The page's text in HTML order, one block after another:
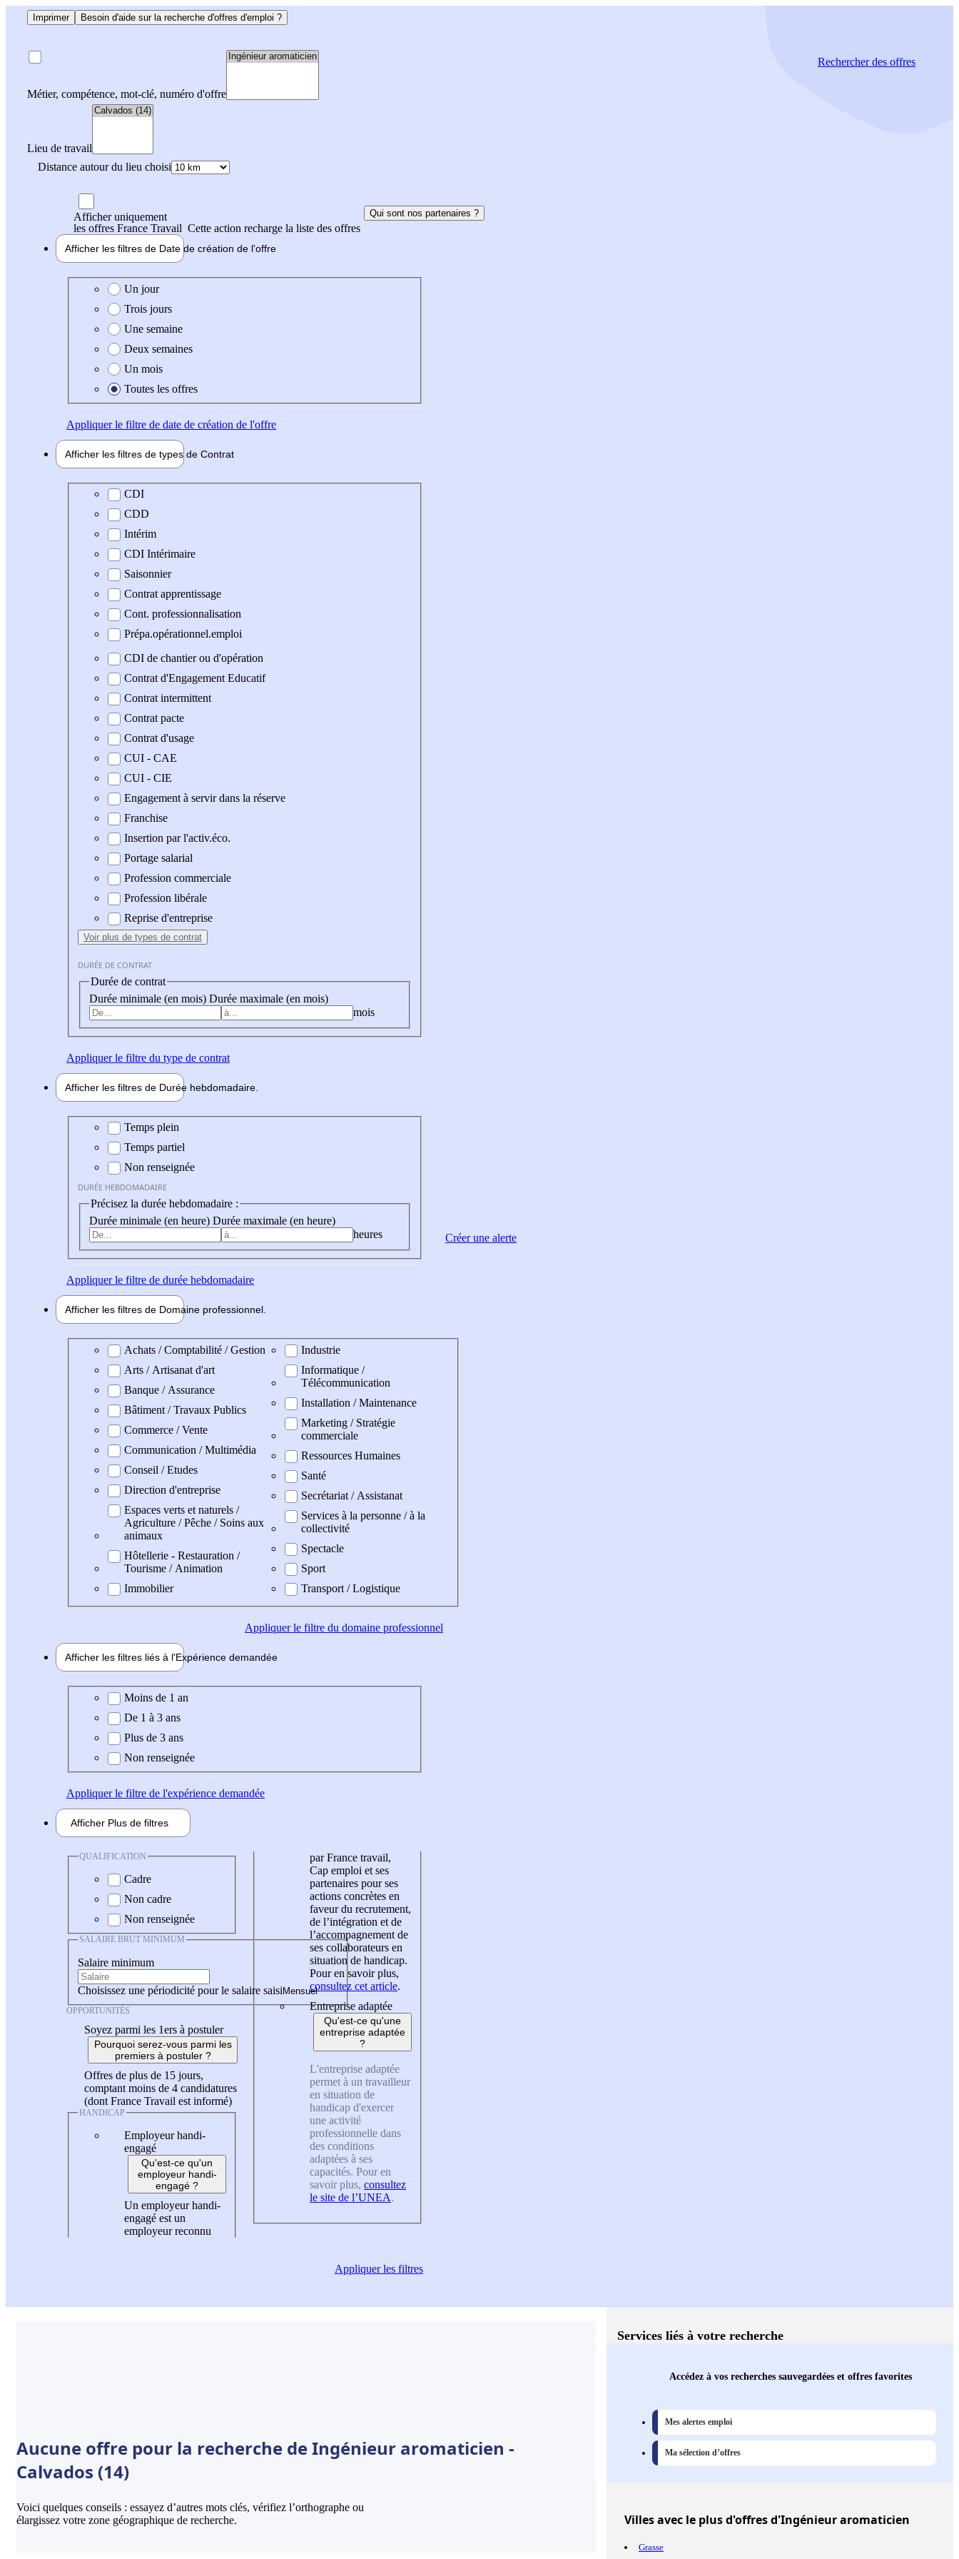
Imprimer Besoin d'aide sur la recherche d'offres d'emploi ?
Métier, compétence, mot-clé, numéro d'offre
Lieu de travail
Distance autour du lieu choisi
Rechercherdes offres
Afficher uniquement
les offres France Travail Cette action recharge la liste des offres
Qui sont nos partenaires ?
Afficher les filtres de Date de création de l'offre
Date de création de l'offre
Un jour
Trois jours
Une semaine
Deux semaines
Un mois
Toutes les offres
Appliquerle filtre de date de création de l'offre
Afficher les filtres de types de Contrat
Type de contrat
CDI
CDD
Intérim
CDI Intérimaire
Saisonnier
Contrat apprentissage
Cont. professionnalisation
Prépa.opérationnel.emploi
CDI de chantier ou d'opération
Contrat d'Engagement Educatif
Contrat intermittent
Contrat pacte
Contrat d'usage
CUI - CAE
CUI - CIE
Engagement à servir dans la réserve
Franchise
Insertion par l'activ.éco.
Portage salarial
Profession commerciale
Profession libérale
Reprise d'entreprise
Voir plus de types de contrat
DURÉE DE CONTRAT
Durée de contrat
Durée minimale (en mois) Durée maximale (en mois)
mois
Appliquerle filtre du type de contrat
Afficher les filtres de Durée hebdomadaire
Durée hebdomadaire
Temps plein
Temps partiel
Non renseignée
DURÉE HEBDOMADAIRE
Précisez la durée hebdomadaire :
Durée minimale (en heure) Durée maximale (en heure)
heures
Appliquerle filtre de durée hebdomadaire
Afficher les filtres de Domaine professionnel
Domaine professionel
Achats / Comptabilité / Gestion
Arts / Artisanat d'art
Banque / Assurance
Bâtiment / Travaux Publics
Commerce / Vente
Communication / Multimédia
Conseil / Etudes
Direction d'entreprise
Espaces verts et naturels /
Agriculture / Pêche / Soins aux
animaux
Hôtellerie - Restauration /
Tourisme / Animation
Immobilier
Industrie
Informatique /
Télécommunication
Installation / Maintenance
Marketing / Stratégie
commerciale
Ressources Humaines
Santé
Secrétariat / Assistanat
Services à la personne / à la
collectivité
Spectacle
Sport
Transport / Logistique
Appliquerle filtre du domaine professionnel
Afficher les filtres liés à l'Expérience demandée
Expérience demandée
Moins de 1 an
De 1 à 3 ans
Plus de 3 ans
Non renseignée
Appliquerle filtre de l'expérience demandée
Afficher Plus de filtres
QUALIFICATION
Cadre
Non cadre
Non renseignée
SALAIRE BRUT MINIMUM
Salaire minimum
Choisissez une périodicité pour le salaire saisi
OPPORTUNITÉS
Soyez parmi les 1ers à postuler
Pourquoi serez-vous parmi les
premiers à postuler ?
Offres de plus de 15 jours,
comptant moins de 4 candidatures
(dont France Travail est informé)
HANDICAP
Employeur handi-
engagé
Qu'est-ce qu'un
employeur handi-
engagé ?
Un employeur handi-
engagé est un
employeur reconnu
par France travail,
Cap emploi et ses
partenaires pour ses
actions concrètes en
faveur du recrutement,
de l’intégration et de
l’accompagnement de
ses collaborateurs en
situation de handicap.
Pour en savoir plus,
consultez cet article.
Entreprise adaptée
Qu'est-ce qu'une
entreprise adaptée
?
L'entreprise adaptée
permet à un travailleur
en situation de
handicap d'exercer
une activité
professionnelle dans
des conditions
adaptées à ses
capacités. Pour en
savoir plus, consultez
le site de l’UNEA.
Appliquerles filtres
Créer une alerte
Aucune offre pour la recherche de Ingénieur aromaticien -
Calvados (14)
Voici quelques conseils : essayez d’autres mots clés, vérifiez l’orthographe ou
élargissez votre zone géographique de recherche.
Services liés à votre recherche
Accédez à vos recherches sauvegardées et offres favorites
Mes alertes emploi
Ma sélection d’offres
Villesavec le plus d'offres d'Ingénieur aromaticien
Grasse